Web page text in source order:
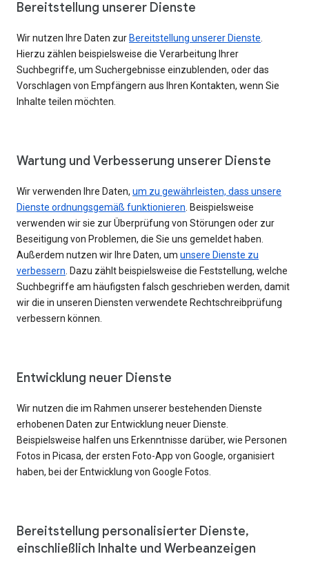
Bereitstellung unserer Dienste
Wir nutzen Ihre Daten zur Bereitstellung unserer Dienste
Hierzu zählen beispielsweise die Verarbeitung Ihrer
Suchbegriffe, um Suchergebnisse einzublenden, oder das
Vorschlagen von Empfängern aus Ihren Kontakten, wenn Sie
Inhalte teilen möchten.
Wartung und Verbesserung unserer Dienste
Wir verwenden Ihre Daten, um zu gewährleisten, dass unsere
Dienste ordnungsgemäß funktionieren . Beispielsweise
verwenden wir sie zur Überprüfung von Störungen oder zur
Beseitigung von Problemen, die Sie uns gemeldet haben.
Außerdem nutzen wir Ihre Daten, um unsere Dienste zu
verbessern . Dazu zählt beispielsweise die Feststellung, welche
Suchbegriffe am häufigsten falsch geschrieben werden, damit
wir die in unseren Diensten verwendete Rechtschreibprüfung
verbessern können.
Entwicklung neuer Dienste
Wir nutzen die im Rahmen unserer bestehenden Dienste
erhobenen Daten zur Entwicklung neuer Dienste.
Beispielsweise halfen uns Erkenntnisse darüber, wie Personen
Fotos in Picasa, der ersten Foto-App von Google, organisiert
haben, bei der Entwicklung von Google Fotos.
Bereitstellung personalisierter Dienste,
einschließlich Inhalte und Werbeanzeigen